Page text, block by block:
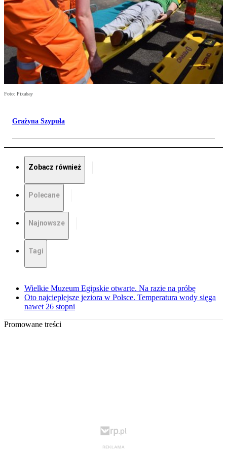
Foto: Pixabay
Grażyna Szypuła
Zobacz również
Polecane
Najnowsze
Tagi
Wielkie Muzeum Egipskie otwarte. Na razie na próbę
Oto najcieplejsze jeziora w Polsce. Temperatura wody sięga
nawet 26 stopni
Promowane treści